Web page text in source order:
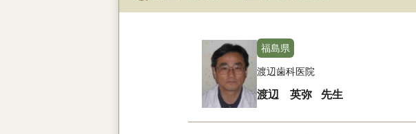
福島県
渡辺歯科医院
渡辺 英弥 先生